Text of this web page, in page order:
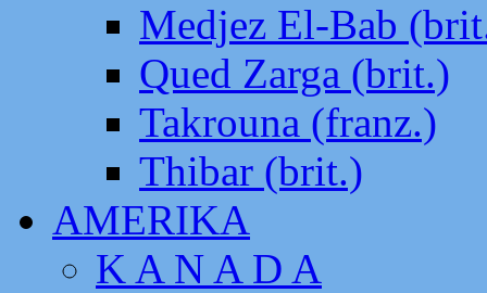
Medjez El-Bab
Qued Zarga (brit.)
Takrouna (franz.)
Thibar (brit.)
AMERIKA
K A N A D A